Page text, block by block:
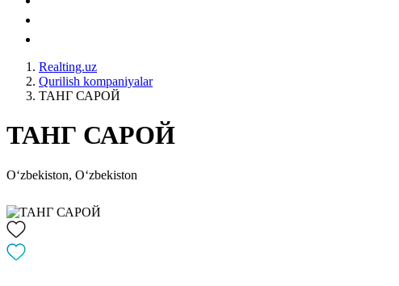
Realting.uz
Qurilish kompaniyalar
ТАНГ САРОЙ
ТАНГ САРОЙ
Oʻzbekiston, Oʻzbekiston